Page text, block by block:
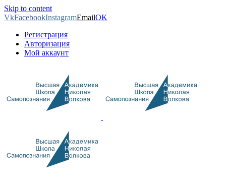
Skip to content
VkFacebookInstagramEmailOK
Регистрация
Авторизация
Мой аккаунт